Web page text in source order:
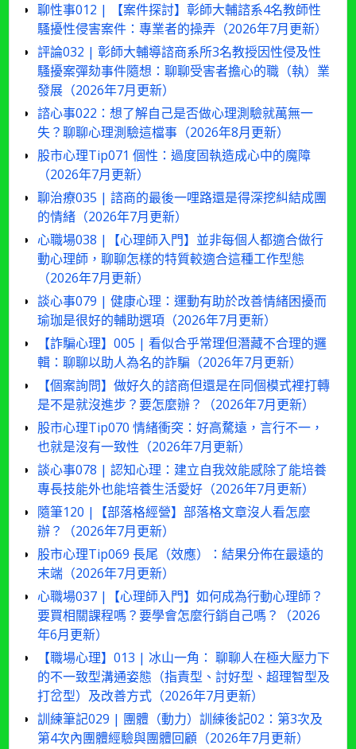
聊性事012 | 【案件探討】彰師大輔諮系4名教師性
騷擾性侵害案件：專業者的操弄（2026年7月更新）
評論032 | 彰師大輔導諮商系所3名教授因性侵及性
騷擾案彈劾事件隨想：聊聊受害者擔心的職（執）業
發展（2026年7月更新）
諮心事022：想了解自己是否做心理測驗就萬無一
失？聊聊心理測驗這檔事（2026年8月更新）
股市心理Tip071 個性：過度固執造成心中的魔障
（2026年7月更新）
聊治療035 | 諮商的最後一哩路還是得深挖糾結成團
的情緒（2026年7月更新）
心職場038 |【心理師入門】並非每個人都適合做行
動心理師，聊聊怎樣的特質較適合這種工作型態
（2026年7月更新）
談心事079 | 健康心理：運動有助於改善情緒困擾而
瑜珈是很好的輔助選項（2026年7月更新）
【詐騙心理】005 | 看似合乎常理但潛藏不合理的邏
輯：聊聊以助人為名的詐騙（2026年7月更新）
【個案詢問】做好久的諮商但還是在同個模式裡打轉
是不是就沒進步？要怎麼辦？（2026年7月更新）
股市心理Tip070 情緒衝突：好高騖遠，言行不一，
也就是沒有一致性（2026年7月更新）
談心事078 | 認知心理：建立自我效能感除了能培養
專長技能外也能培養生活愛好（2026年7月更新）
隨筆120 |【部落格經營】部落格文章沒人看怎麼
辦？（2026年7月更新）
股市心理Tip069 長尾（效應）：結果分佈在最遠的
末端（2026年7月更新）
心職場037 |【心理師入門】如何成為行動心理師？
要買相關課程嗎？要學會怎麼行銷自己嗎？（2026
年6月更新）
【職場心理】013 | 冰山一角： 聊聊人在極大壓力下
的不一致型溝通姿態（指責型、討好型、超理智型及
打岔型）及改善方式（2026年7月更新）
訓練筆記029 | 團體（動力）訓練後記02：第3次及
第4次內團體經驗與團體回顧（2026年7月更新）